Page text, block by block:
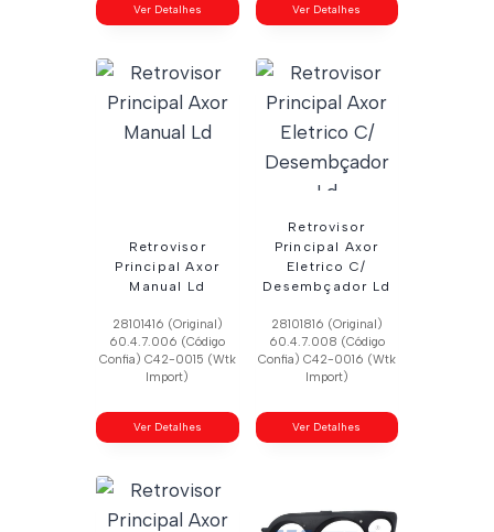
Ver Detalhes Ver Detalhes
Retrovisor
Principal Axor
Manual Ld
28101416 (Original)
60.4.7.006 (Código
Confia) C42-0015 (Wtk
Import)
Ver Detalhes
Retrovisor
Principal Axor
Eletrico C/
Desembçador Ld
28101816 (Original)
60.4.7.008 (Código
Confia) C42-0016 (Wtk
Import)
Ver Detalhes